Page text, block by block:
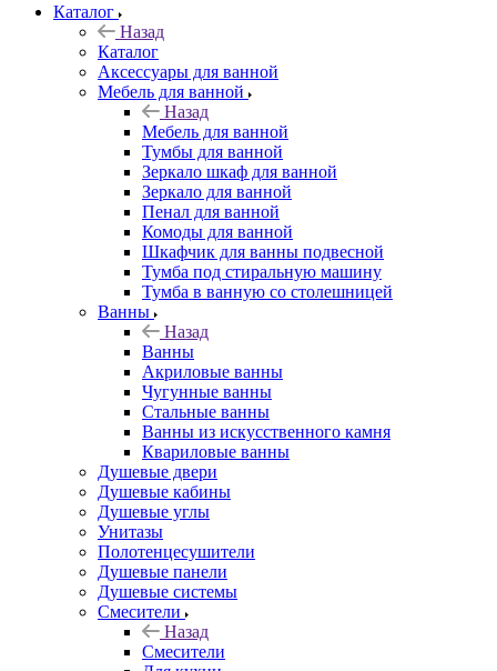
Каталог
Назад
Каталог
Аксессуары для ванной
Мебель для ванной
Назад
Мебель для ванной
Тумбы для ванной
Зеркало шкаф для ванной
Зеркало для ванной
Пенал для ванной
Комоды для ванной
Шкафчик для ванны подвесной
Тумба под стиральную машину
Тумба в ванную со столешницей
Ванны
Назад
Ванны
Акриловые ванны
Чугунные ванны
Стальные ванны
Ванны из искусственного камня
Квариловые ванны
Душевые двери
Душевые кабины
Душевые углы
Унитазы
Полотенцесушители
Душевые панели
Душевые системы
Смесители
Назад
Смесители